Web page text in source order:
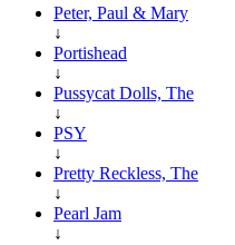
Peter, Paul & Mary
↓
Portishead
↓
Pussycat Dolls, The
↓
PSY
↓
Pretty Reckless, The
↓
Pearl Jam
↓